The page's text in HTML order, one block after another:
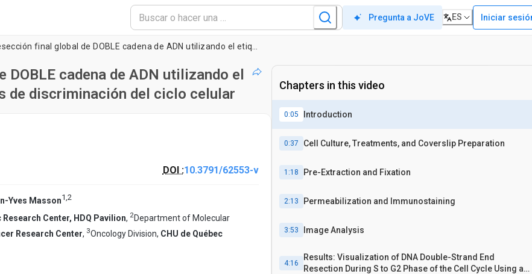
Pregunta a JoVE ES Iniciar
cadena de ADN utilizando el
de discriminación del ciclo celular
DOI :10.3791/62553-v
Yves Masson1,2
Center, HDQ Pavilion, 2Department of Molecular
Research Center, 3Oncology Division, CHU de Québec
Chapters in this video
0:05 Introduction
0:37 Cell Culture, Treatments, and Coverslip Preparation
1:18 Pre-Extraction and Fixation
2:13 Permeabilization and Immunostaining
3:53 Image Analysis
4:16
Results: Visualization of DNA Double-Strand End
Resection During S to G2 Phase of the Cell Cycle Using an